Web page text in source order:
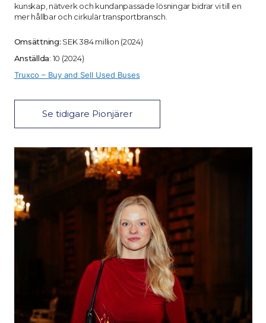
kunskap, nätverk och kundanpassade lösningar bidrar vi till en
mer hållbar och cirkulär transportbransch.
Omsättning: SEK 384 million (2024)
Anställda: 10 (2024)
Truxco – Buy and Sell Used Buses
Se tidigare Pionjärer